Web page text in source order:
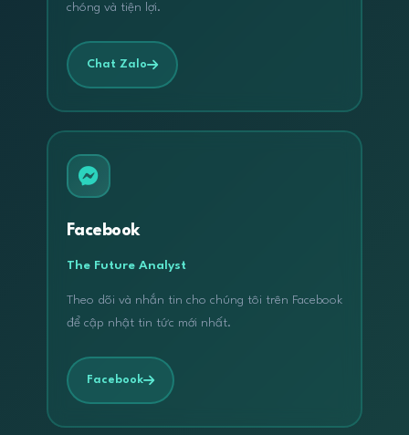
chóng và tiện lợi.
Chat Zalo
Facebook
The Future Analyst
Theo dõi và nhắn tin cho chúng tôi trên Facebook
để cập nhật tin tức mới nhất.
Facebook